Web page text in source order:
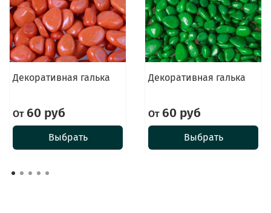
Декоративная галька
От60 руб
Выбрать
Декоративная галька
От60 руб
Выбрать